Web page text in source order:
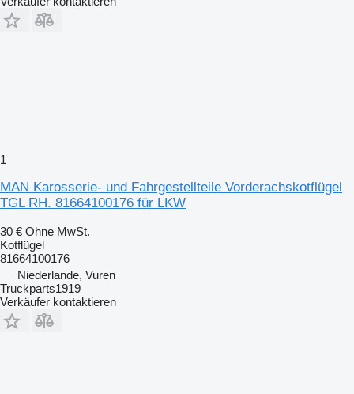
1
MAN Karosserie- und Fahrgestellteile Vorderachskotflügel
TGL RH. 81664100176 für LKW
30 € Ohne MwSt.
Kotflügel
81664100176
Niederlande, Vuren
Truckparts1919
Verkäufer kontaktieren